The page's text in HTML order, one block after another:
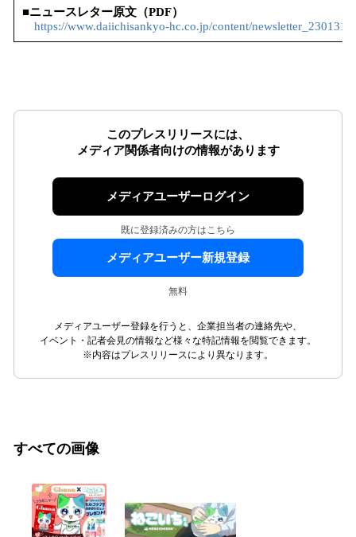
■ニュースレター原文（PDF）
https://www.daiichisankyo-hc.co.jp/content/
このプレスリリースには、
メディア関係者向けの情報があります
メディアユーザーログイン
既に登録済みの方はこちら
メディアユーザー新規登録
無料
メディアユーザー登録を行うと、企業担当者の連絡先や、
イベント・記者会見の情報など様々な特記情報を閲覧できます。
※内容はプレスリリースにより異なります。
すべての画像